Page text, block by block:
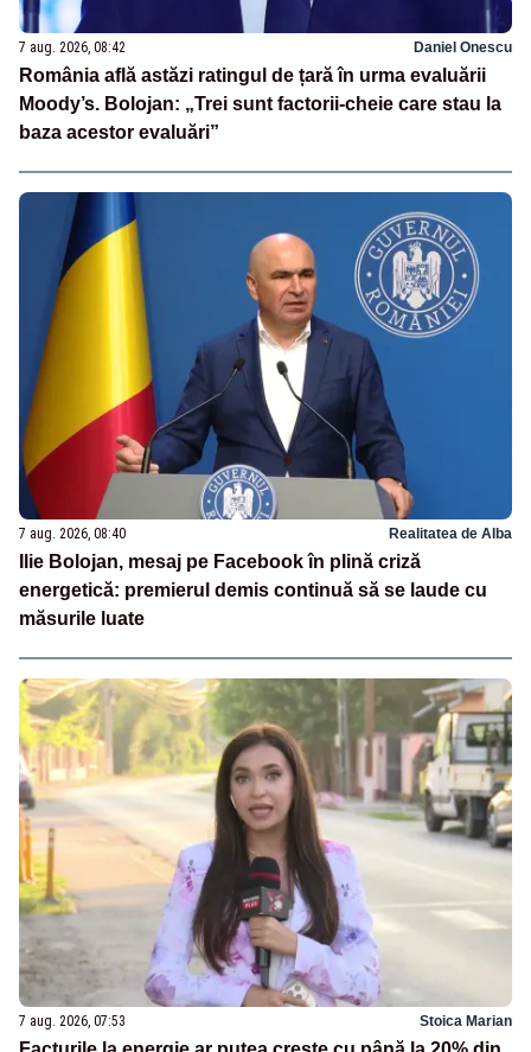
7 aug. 2026, 08:42 Daniel Onescu
România află astăzi ratingul de țară în urma evaluării
Moody’s. Bolojan: „Trei sunt factorii-cheie care stau la
baza acestor evaluări”
7 aug. 2026, 08:40 Realitatea de Alba
Ilie Bolojan, mesaj pe Facebook în plină criză
energetică: premierul demis continuă să se laude cu
măsurile luate
7 aug. 2026, 07:53 Stoica Marian